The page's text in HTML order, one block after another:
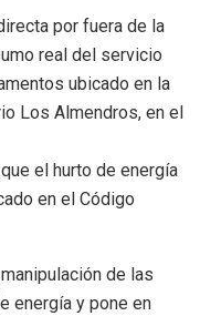
por fuera de la
real del servicio
ubicado en la
Los Almendros, en el
el hurto de energía
en el Código
de las
energía y pone en